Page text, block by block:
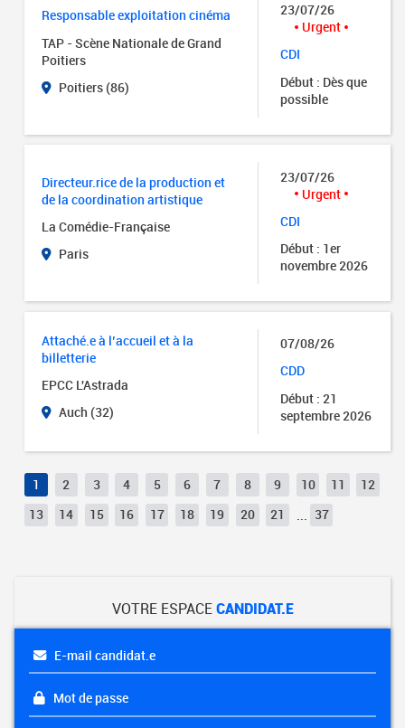
Responsable exploitation cinéma
TAP - Scène Nationale de Grand
Poitiers
Poitiers (86)
23/07/26
Urgent
CDI
Début : Dès que
possible
Directeur.rice de la production et
de la coordination artistique
La Comédie-Française
Paris
23/07/26
Urgent
CDI
Début : 1er
novembre 2026
Attaché.e à l’accueil et à la
billetterie
EPCC L'Astrada
Auch (32)
07/08/26
CDD
Début : 21
septembre 2026
1 2 3 4 5 6 7 8 9 10 11
12
13
14 15 16 17 18 19 20 21 37
VOTRE ESPACECANDIDAT.E
E-mail candidat.e
Mot de passe